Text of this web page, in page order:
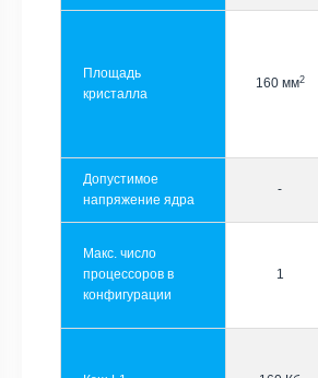
Площадь
кристалла
160 мм2
Допустимое
напряжение ядра
-
Макс. число
процессоров в
конфигурации
1